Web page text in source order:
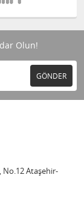
Olun!
GÖNDER
No.12 Ataşehir-